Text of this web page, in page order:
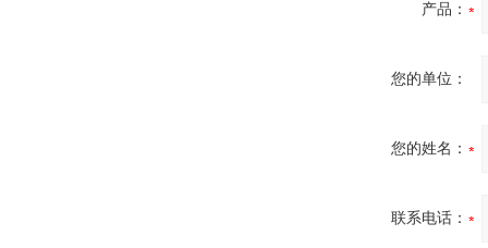
产品：
您的单位：
您的姓名：
联系电话：